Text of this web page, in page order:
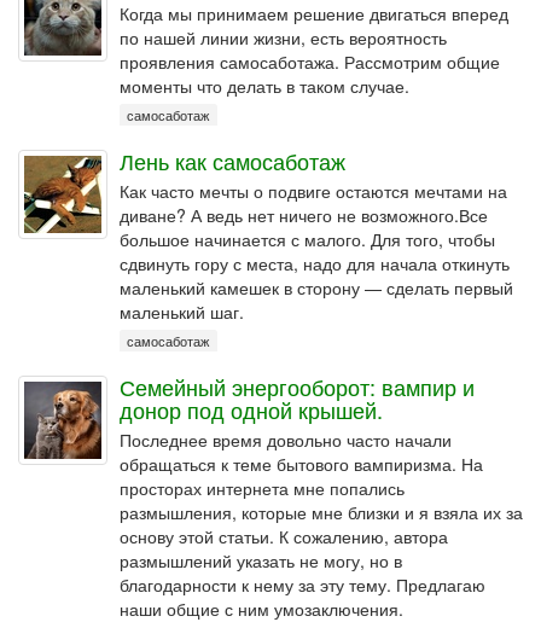
Когда мы принимаем решение двигаться вперед
по нашей линии жизни, есть вероятность
проявления самосаботажа. Рассмотрим общие
моменты что делать в таком случае.
самосаботаж
Лень как самосаботаж
Как часто мечты о подвиге остаются мечтами на
диване? А ведь нет ничего не возможного.Все
большое начинается с малого. Для того, чтобы
сдвинуть гору с места, надо для начала откинуть
маленький камешек в сторону — сделать первый
маленький шаг.
самосаботаж
Семейный энергооборот: вампир и
донор под одной крышей.
Последнее время довольно часто начали
обращаться к теме бытового вампиризма. На
просторах интернета мне попались
размышления, которые мне близки и я взяла их за
основу этой статьи. К сожалению, автора
размышлений указать не могу, но в
благодарности к нему за эту тему. Предлагаю
наши общие с ним умозаключения.